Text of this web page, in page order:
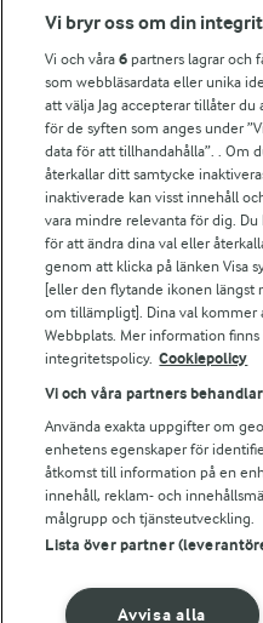
Fler Arlasajter
För ägare
Arlas kundportal
Arla.com
Falbygdens Ost
Arla webbshop
Bildbank
Följ oss
© 2026 Arla Foods
Vi bryr oss om din
Vi och våra6 partners lagrar och
som webbläsardata eller unika
att välja Jag accepterar tillåter
för de syften som anges under
data för att tillhandahålla”. . Om
återkallar ditt samtycke
inaktiverade kan visst innehåll
vara mindre relevanta för dig.
för att ändra dina val eller
genom att klicka på länken Visa
[eller den flytande ikonen längst
om tillämpligt]. Dina val kommer
Webbplats. Mer information finns
integritetspolicy. Cookiepolicy
Vi och våra partners
Använda exakta uppgifter om
enhetens egenskaper för
åtkomst till information på en
innehåll, reklam- och
målgrupp och tjänsteutveckling.
Lista över partner
Avvisa alla